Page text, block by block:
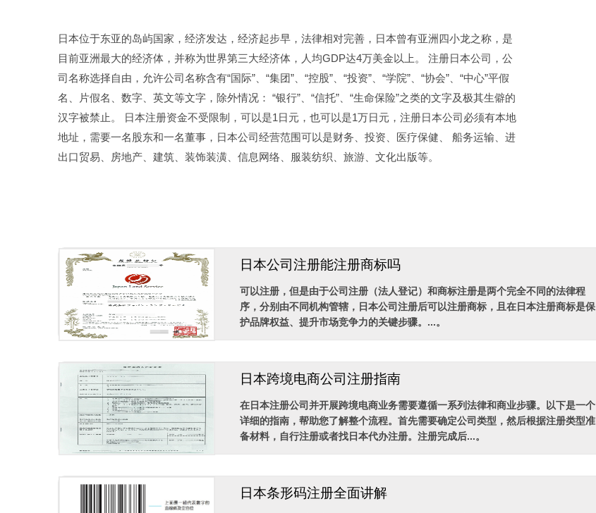
日本位于东亚的岛屿国家，经济发达，经济起步早，法律相对完善，日本曾有亚洲四小龙之称，是
目前亚洲最大的经济体，并称为世界第三大经济体，人均GDP达4万美金以上。 注册日本公司，公
司名称选择自由，允许公司名称含有“国际”、“集团”、“控股”、“投资”、“学院”、“协会”、“中心”平假
名、片假名、数字、英文等文字，除外情况： “银行”、“信托”、“生命保险”之类的文字及极其生僻的
汉字被禁止。 日本注册资金不受限制，可以是1日元，也可以是1万日元，注册日本公司必须有本地
地址，需要一名股东和一名董事，日本公司经营范围可以是财务、投资、医疗保健、 船务运输、进
出口贸易、房地产、建筑、装饰装潢、信息网络、服装纺织、旅游、文化出版等。
日本公司注册能注册商标吗
可以注册，但是由于公司注册（法人登记）和商标注册是两个完全不同的法律程
序，分别由不同机构管辖，日本公司注册后可以注册商标，且在日本注册商标是保
护品牌权益、提升市场竞争力的关键步骤。...。
日本跨境电商公司注册指南
在日本注册公司并开展跨境电商业务需要遵循一系列法律和商业步骤。以下是一个
详细的指南，帮助您了解整个流程。首先需要确定公司类型，然后根据注册类型准
备材料，自行注册或者找日本代办注册。注册完成后...。
日本条形码注册全面讲解